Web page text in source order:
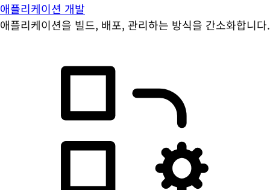
애플리케이션 개발
애플리케이션을 빌드, 배포, 관리하는 방식을 간소화합니다.